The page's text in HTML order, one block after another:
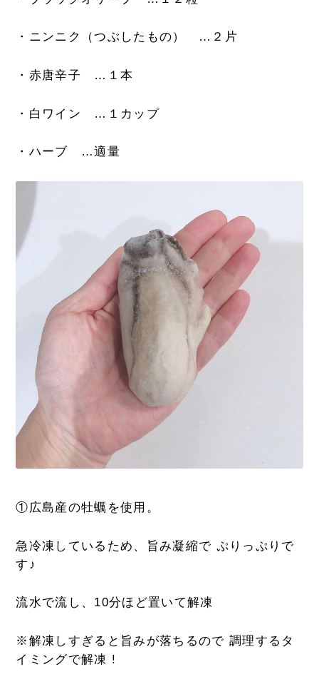
・ニンニク（つぶしたもの） …２片
・赤唐辛子 …１本
・白ワイン …１カップ
・ハーブ …適量
①広島産の牡蠣を使用。
急冷凍しているため、旨み凝縮で ぷりっぷりで
す♪
流水で流し、10分ほど置いて解凍
※解凍しすぎると旨みが落ちるので 調理するタ
イミングで解凍 !